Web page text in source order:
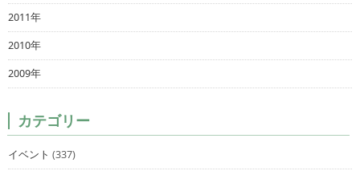
2011年
2010年
2009年
カテゴリー
イベント (337)